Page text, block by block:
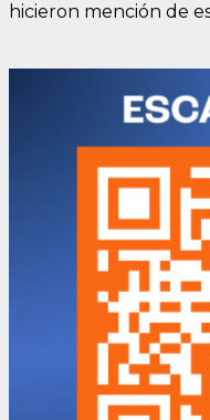
hicieron mención de